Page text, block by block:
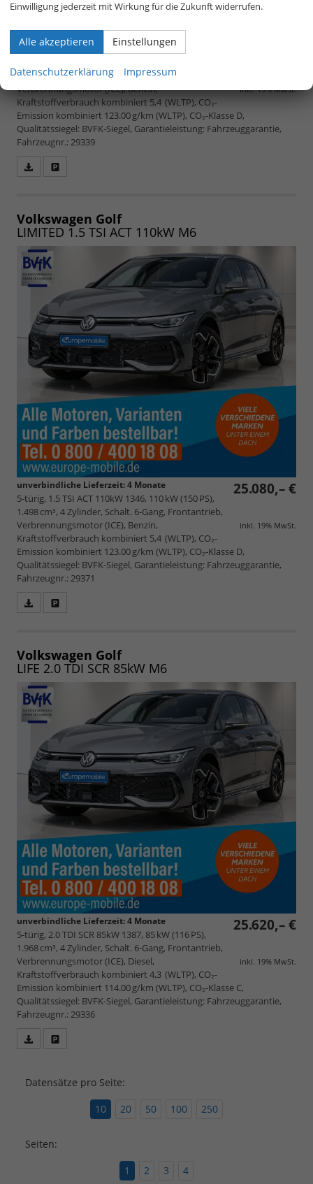
inkl. 19% MwSt.
unverbindliche Lieferzeit:4 Monate
1.498 cm³, 4 Zylinder, Schalt. 6-Gang, Frontantrieb,
Verbrennungsmotor (ICE), Benzin,
Kraftstoffverbrauch kombiniert 5,4 (WLTP), CO₂-
Emission kombiniert 123.00 g/km (WLTP), CO₂-Klasse D,
Qualitätssiegel: BVFK-Siegel, Garantieleistung: Fahrzeuggarantie,
Fahrzeugnr.: 29339
speichern/drucken
Volkswagen Golf
LIMITED 1.5 TSI ACT 110kW M6
25.080,– €
inkl. 19% MwSt.
unverbindliche Lieferzeit:4 Monate
5-türig, 1.5 TSI ACT 110kW 1346, 110 kW (150 PS),
1.498 cm³, 4 Zylinder, Schalt. 6-Gang, Frontantrieb,
Verbrennungsmotor (ICE), Benzin,
Kraftstoffverbrauch kombiniert 5,4 (WLTP), CO₂-
Emission kombiniert 123.00 g/km (WLTP), CO₂-Klasse D,
Qualitätssiegel: BVFK-Siegel, Garantieleistung: Fahrzeuggarantie,
Fahrzeugnr.: 29371
speichern/drucken
Volkswagen Golf
LIFE 2.0 TDI SCR 85kW M6
25.620,– €
inkl. 19% MwSt.
unverbindliche Lieferzeit:4 Monate
5-türig, 2.0 TDI SCR 85kW 1387, 85 kW (116 PS),
1.968 cm³, 4 Zylinder, Schalt. 6-Gang, Frontantrieb,
Verbrennungsmotor (ICE), Diesel,
Kraftstoffverbrauch kombiniert 4,3 (WLTP), CO₂-
Emission kombiniert 114.00 g/km (WLTP), CO₂-Klasse C,
Qualitätssiegel: BVFK-Siegel, Garantieleistung: Fahrzeuggarantie,
Fahrzeugnr.: 29336
speichern/drucken
Datensätze pro Seite:
10
20 50 100 250
Seiten:
1
2 3 4
Einwilligung jederzeit mit Wirkung für die Zukunft widerrufen.
Alle akzeptieren Einstellungen
Datenschutzerklärung Impressum